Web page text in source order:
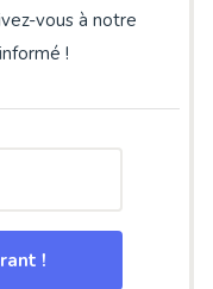
vous à notre
!
!